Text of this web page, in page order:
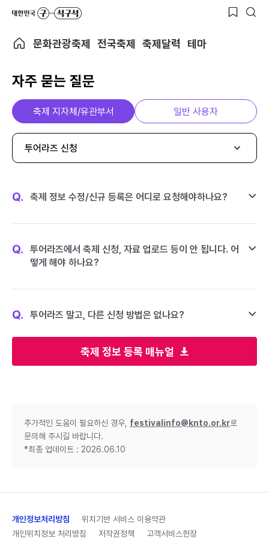
문화관광축제 전국축제 축제달력 테마
자주 묻는 질문
축제 정보 등록 매뉴얼
축제 지자체/유관부서 일반 사용자
투어라즈 신청
Q. 축제 정보 수정/신규 등록은 어디로 요청해야하나요?
Q.
투어라즈에서 축제 신청, 자료 업로드 등이 안 됩니다. 어
떻게 해야 하나요?
Q. 투어라즈 말고, 다른 신청 방법은 없나요?
추가적인 도움이 필요하신 경우, festivalinfo@knto.or.kr로
문의해 주시길 바랍니다.
*최종 업데이트 : 2026.06.10
개인정보처리방침
위치기반 서비스 이용약관
개인위치정보 처리방침
저작권정책 고객서비스헌장